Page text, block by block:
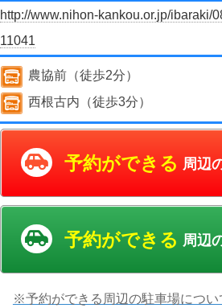
http://www.nihon-kankou.or.jp/ibaraki/
11041
農協前（徒歩2分）
西根古内（徒歩3分）
予約ができる 周辺
予約ができる 周辺
※予約ができる周辺の駐車場につ